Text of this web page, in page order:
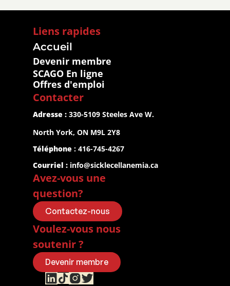
Liens rapides
Accueil
Devenir membre
SCAGO En ligne
Offres d'emploi
Contacter
Adresse : 330-5109 Steeles Ave W.
North York, ON M9L 2Y8
Téléphone : 416-745-4267
Courriel : info@sicklecellanemia.ca
Avez-vous une
question?
Contactez-nous
Voulez-vous nous
soutenir ?
Devenir membre